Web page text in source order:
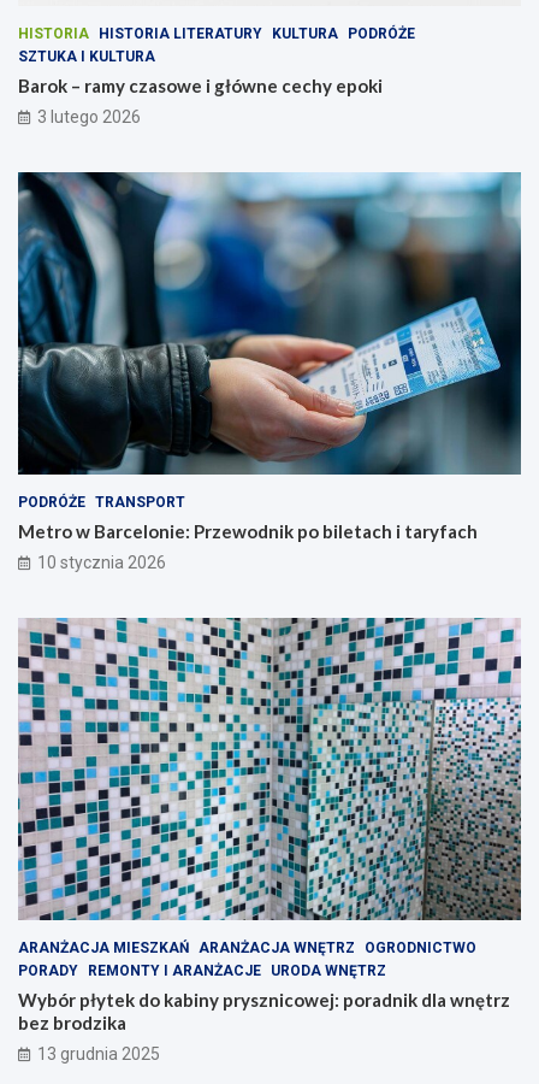
HISTORIA HISTORIA LITERATURY KULTURA
PODRÓŻE
SZTUKA I KULTURA
Barok – ramy czasowe i główne cechy epoki
3 lutego 2026
PODRÓŻE TRANSPORT
Metro w Barcelonie: Przewodnik po biletach i taryfach
10 stycznia 2026
ARANŻACJA MIESZKAŃ ARANŻACJA WNĘTRZ
OGRODNICTWO
PORADY
REMONTY I ARANŻACJE URODA WNĘTRZ
Wybór płytek do kabiny prysznicowej: poradnik dla wnętrz
bez brodzika
13 grudnia 2025